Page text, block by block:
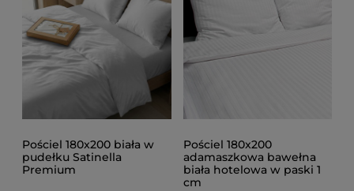
Pościel 180x200 biała w
pudełku Satinella
Premium
Pościel 180x200
adamaszkowa bawełna
biała hotelowa w paski 1
cm